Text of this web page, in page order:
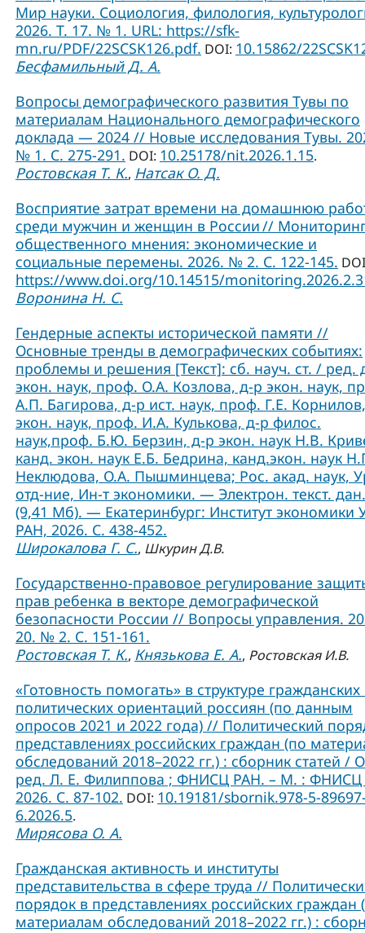
Мир науки. Социология, филология,
2026. Т. 17. № 1. URL: https://sfk-
mn.ru/PDF/22SCSK126.pdf. DOI: 10.15862/
Бесфамильный Д. А.
Вопросы демографического развития Тувы по
материалам Национального демографического
доклада — 2024 // Новые исследования Тувы.
№ 1. С. 275-291. DOI: 10.25178/nit.2026.1.15.
Ростовская Т. К., Натсак О. Д.
Восприятие затрат времени на домашнюю
среди мужчин и женщин в России //
общественного мнения: экономические и
социальные перемены. 2026. № 2. С. 122-145.
https://www.doi.org/10.14515/
Воронина Н. С.
Гендерные аспекты исторической памяти //
Основные тренды в демографических событиях:
проблемы и решения [Текст]: сб. науч. ст. / ред.
экон. наук, проф. О.А. Козлова, д-р экон. наук,
А.П. Багирова, д-р ист. наук, проф. Г.Е.
экон. наук, проф. И.А. Кулькова, д-р филос.
наук,проф. Б.Ю. Берзин, д-р экон. наук Н.В.
канд. экон. наук Е.Б. Бедрина, канд.экон. наук
Неклюдова, О.А. Пышминцева; Рос. акад. наук,
отд-ние, Ин-т экономики. — Электрон. текст. дан.
(9,41 Мб). — Екатеринбург: Институт экономики
РАН, 2026. С. 438-452.
Широкалова Г. С., Шкурин Д.В.
Государственно-правовое регулирование
прав ребенка в векторе демографической
безопасности России // Вопросы управления.
20. № 2. С. 151-161.
Ростовская Т. К., Князькова Е. А., Ростовская И.В.
«Готовность помогать» в структуре гражданских
политических ориентаций россиян (по данным
опросов 2021 и 2022 года) // Политический
представлениях российских граждан (по
обследований 2018–2022 гг.) : сборник статей /
ред. Л. Е. Филиппова ; ФНИСЦ РАН. – М. : ФНИСЦ
2026. C. 87-102. DOI: 10.19181/sbornik.978-5-
6.2026.5.
Мирясова О. А.
Гражданская активность и институты
представительства в сфере труда //
порядок в представлениях российских граждан
материалам обследований 2018–2022 гг.) :